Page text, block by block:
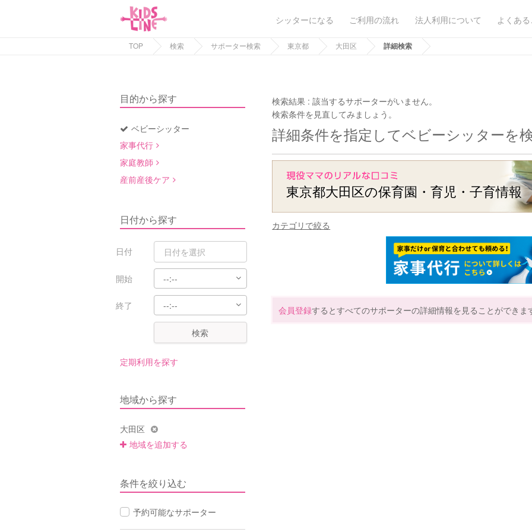
シッターになる ご利用の流れ 法人利用について よくあ
TOP 検索 サポーター検索 東京都 大田区 詳細検索
目的から探す
ベビーシッター
家事代行
家庭教師
産前産後ケア
日付から探す
日付
開始
終了
検索
定期利用を探す
地域から探す
大田区
地域を追加する
条件を絞り込む
予約可能なサポーター
検索結果 :該当するサポーターがいません。
検索条件を見直してみましょう。
詳細条件を指定してベビーシッターを
東京都大田区の保育園・育児・子育情報
カテゴリで絞る
会員登録するとすべてのサポーターの詳細情報を見ることができま